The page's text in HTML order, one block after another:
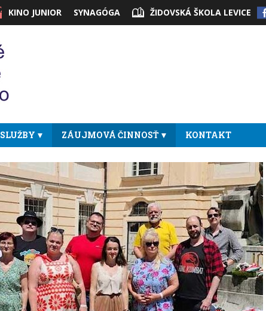
KINO JUNIOR SYNAGÓGA ŽIDOVSKÁ ŠKOLA LEVICE
SLUŽBY ZÁUJMOVÁ ČINNOSŤ KONTAKT